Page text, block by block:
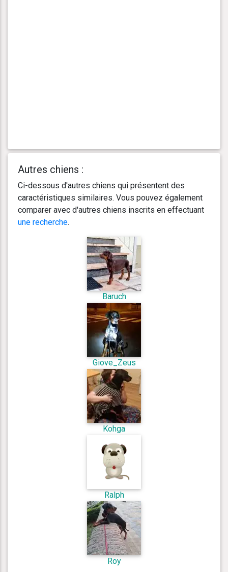
Autres chiens :
Ci-dessous d'autres chiens qui présentent des
caractéristiques similaires. Vous pouvez également
comparer avec d'autres chiens inscrits en effectuant
une recherche.
Baruch
Giove_Zeus
Kohga
Ralph
Roy